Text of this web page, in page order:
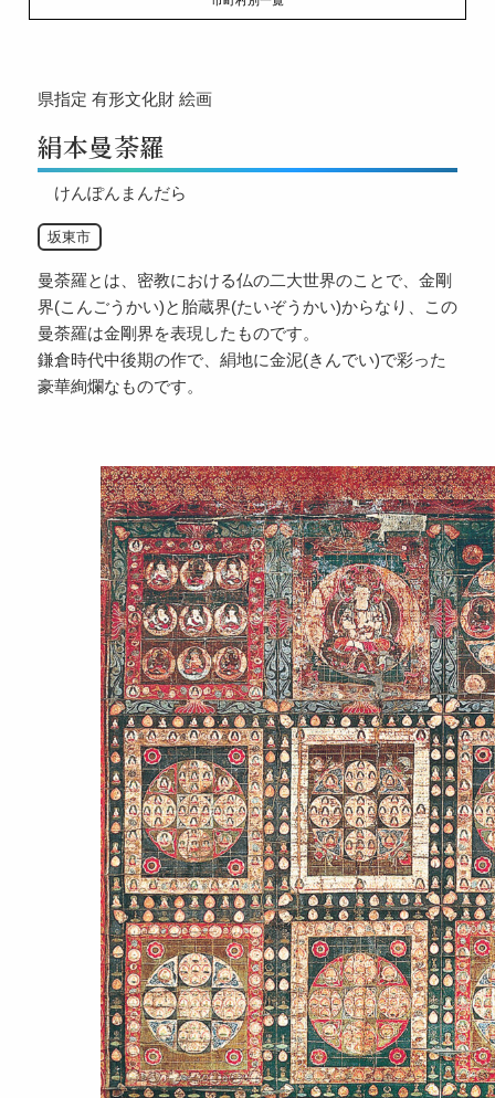
県指定 有形文化財 絵画
絹本曼荼羅
けんぽんまんだら
坂東市
曼荼羅とは、密教における仏の二大世界のことで、金剛
界(こんごうかい)と胎蔵界(たいぞうかい)からなり、この
曼荼羅は金剛界を表現したものです。
鎌倉時代中後期の作で、絹地に金泥(きんでい)で彩った
豪華絢爛なものです。